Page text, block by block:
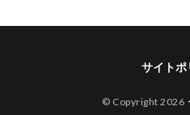
サイトポ
© Copyright 2026